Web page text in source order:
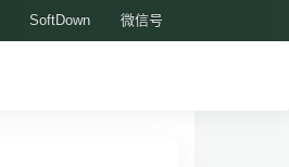
SoftDown 微信号